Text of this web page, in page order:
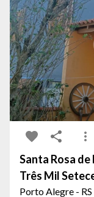
Santa Rosa de
Três Mil
Porto Alegre - RS